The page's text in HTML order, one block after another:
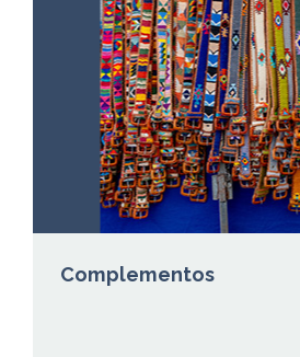
Complementos